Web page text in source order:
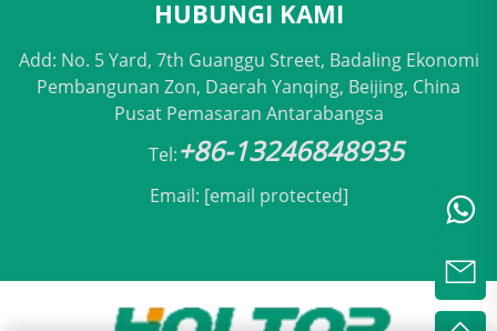
HUBUNGI KAMI
Add: No. 5 Yard, 7th Guanggu Street, Badaling Ekonomi
Pembangunan Zon, Daerah Yanqing, Beijing, China
Pusat Pemasaran Antarabangsa
Tel:+86-13246848935
Email: [email protected]